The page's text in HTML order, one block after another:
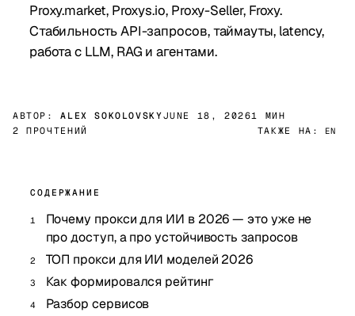
Proxy.market, Proxys.io, Proxy-Seller, Froxy.
Стабильность API-запросов, таймауты, latency,
работа с LLM, RAG и агентами.
АВТОР: ALEX SOKOLOVSKYJUNE 18, 20261 МИН
2 ПРОЧТЕНИЙ
ТАКЖЕ НА: EN
СОДЕРЖАНИЕ
Почему прокси для ИИ в 2026 — это уже не
про доступ, а про устойчивость запросов
ТОП прокси для ИИ моделей 2026
Как формировался рейтинг
Разбор сервисов